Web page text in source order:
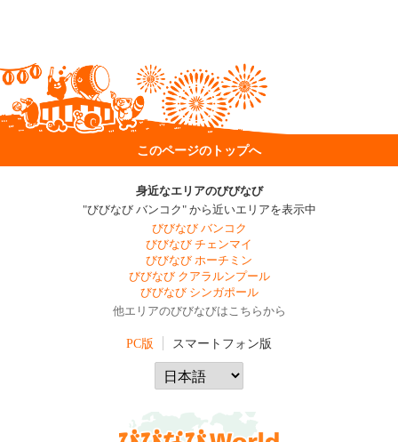
このページのトップへ
身近なエリアのびびなび
"びびなび バンコク" から近いエリアを表示中
びびなび バンコク
びびなび チェンマイ
びびなび ホーチミン
びびなび クアラルンプール
びびなび シンガポール
他エリアのびびなびはこちらから
PC版 スマートフォン版